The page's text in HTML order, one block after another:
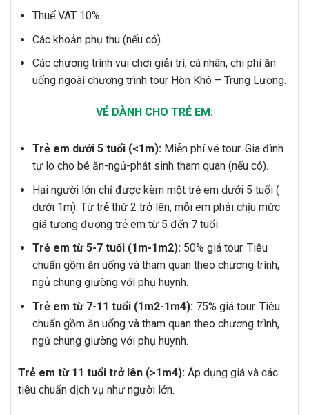
Thuế VAT 10%.
Các khoản phụ thu (nếu có).
Các chương trình vui chơi giải trí, cá nhân, chi phí ăn
uống ngoài chương trình tour Hòn Khô – Trung Lương.
VÉ DÀNH CHO TRẺ EM:
Trẻ em dưới 5 tuổi (<1m):Miễn phí vé tour. Gia đình
tự lo cho bé ăn-ngủ-phát sinh tham quan (nếu có).
Hai người lớn chỉ được kèm một trẻ em dưới 5 tuổi (
dưới 1m). Từ trẻ thứ 2 trở lên, mỗi em phải chịu mức
giá tương đương trẻ em từ 5 đến 7 tuổi.
Trẻ em từ 5-7 tuổi (1m-1m2): 50% giá tour. Tiêu
chuẩn gồm ăn uống và tham quan theo chương trình,
ngủ chung giường với phụ huynh.
Trẻ em từ 7-11 tuổi (1m2-1m4):75% giá tour. Tiêu
chuẩn gồm ăn uống và tham quan theo chương trình,
ngủ chung giường với phụ huynh.
Trẻ em từ 11 tuổi trở lên (>1m4): Áp dụng giá và các
tiêu chuẩn dịch vụ như người lớn.